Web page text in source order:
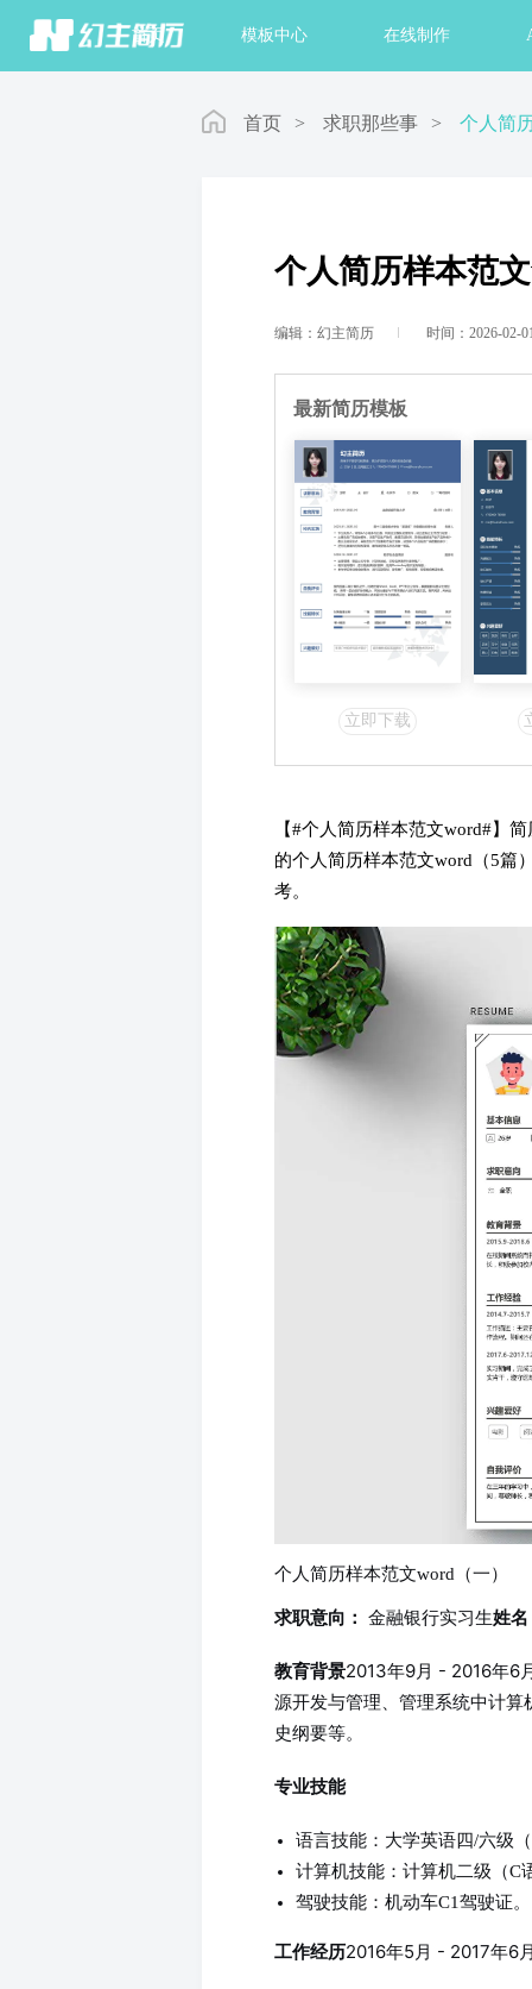
首页 模板中心 在线制作
首页 > 求职那些事 > 个人简
个人简历样本范
编辑：幻主简历 时间：2026-02-
最新简历模板
立即下载
【#个人简历样本范文word#】
的个人简历样本范文word（5篇
考。
个人简历样本范文word（一）
求职意向： 金融银行实习生姓名
教育背景2013年9月 - 2016年6
源开发与管理、管理系统中计
史纲要等。
专业技能
语言技能：大学英语四/六级
计算机技能：计算机二级（C
驾驶技能：机动车C1驾驶证。
工作经历2016年5月 - 2017年6